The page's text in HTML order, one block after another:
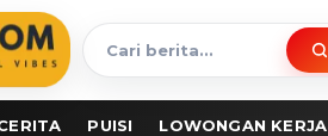
Cari
berita
PUISI LOWONGAN KERJA